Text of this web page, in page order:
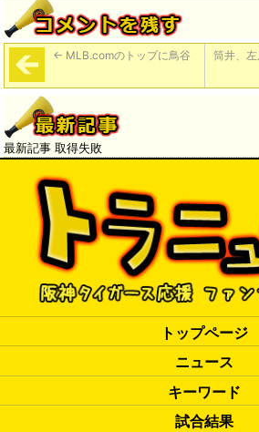
← MLB.comのトップに鳥谷
筒井、
最新記事 取得失敗
トップページ
ニュース
キーワード
試合結果